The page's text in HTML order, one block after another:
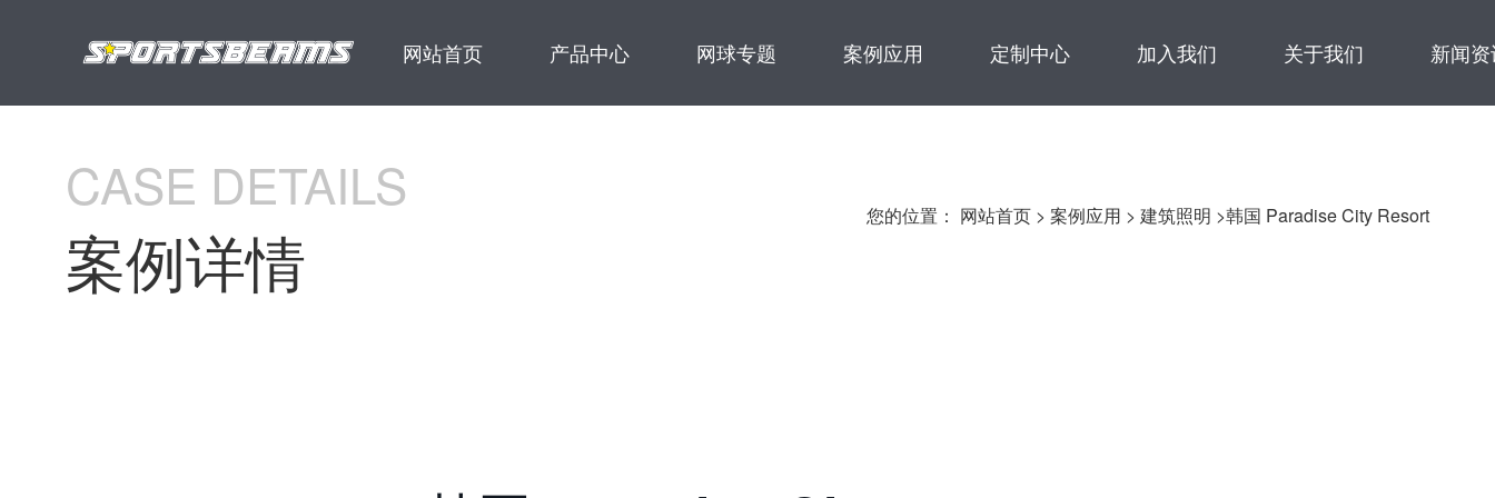
网站首页 产品中心 网球专题 案例应用 定制中心 加入我们 关于我们 新闻
CASE DETAILS
案例详情
您的位置： 网站首页 > 案例应用 > 建筑照明 >韩国 Paradise City Resort